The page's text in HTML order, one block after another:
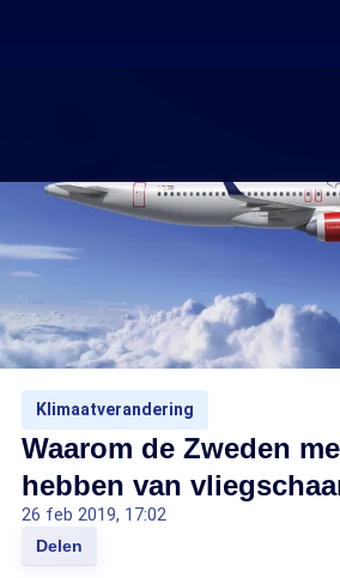
Klimaatverandering
Waarom de Zweden
hebben van
26 feb 2019, 17:02
Delen